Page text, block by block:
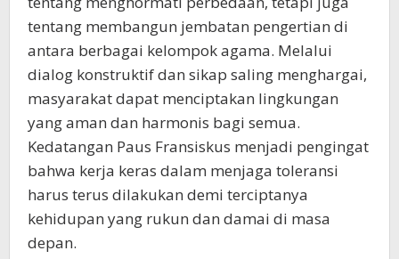
tentang membangun jembatan pengertian di
antara berbagai kelompok agama. Melalui
dialog konstruktif dan sikap saling menghargai,
masyarakat dapat menciptakan lingkungan
yang aman dan harmonis bagi semua.
Kedatangan Paus Fransiskus menjadi pengingat
bahwa kerja keras dalam menjaga toleransi
harus terus dilakukan demi terciptanya
kehidupan yang rukun dan damai di masa
depan.